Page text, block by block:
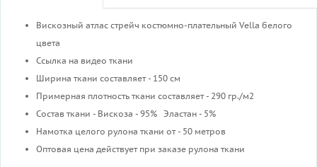
Вискозный атлас стрейч костюмно-плательный Vella белого
цвета
Ссылка на видео ткани
Ширина ткани составляет - 150 см
Примерная плотность ткани составляет - 290 гр./м2
Состав ткани - Вискоза - 95% Эластан - 5%
Намотка целого рулона ткани от - 50 метров
Оптовая цена действует при заказе рулона ткани